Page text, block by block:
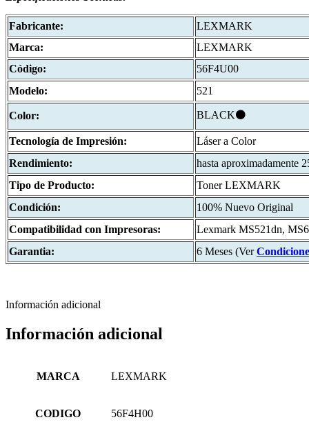
Fabricante:
LEXMARK
Marca:
LEXMARK
Código:
56F4U00
Modelo:
521
Color: BLACK⚫
Tecnología de Impresión:
Láser a Color
Rendimiento:
hasta aproximadamente
Tipo de Producto:
Toner LEXMARK
Condición:
100% Nuevo Original
Compatibilidad con Impresoras:
Lexmark MS521dn,
Garantia:
6 Meses (Ver
Información adicional
Información adicional
MARCA LEXMARK
CODIGO 56F4H00